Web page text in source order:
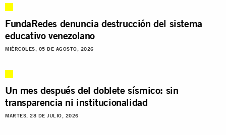
FundaRedes denuncia destrucción del sistema
educativo venezolano
MIÉRCOLES, 05 DE AGOSTO, 2026
Un mes después del doblete sísmico: sin
transparencia ni institucionalidad
MARTES, 28 DE JULIO, 2026